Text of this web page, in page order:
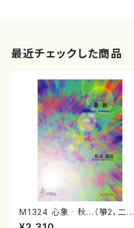
最近チェックした商品
M1324 心象‐秋…（箏2，二十
絃，十七絃/松永通温/楽譜）